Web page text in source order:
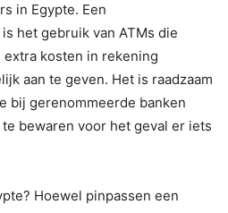
in Egypte. Een
het gebruik van ATMs die
kosten in rekening
aan te geven. Het is raadzaam
bij gerenommeerde banken
bewaren voor het geval er iets
Hoewel pinpassen een